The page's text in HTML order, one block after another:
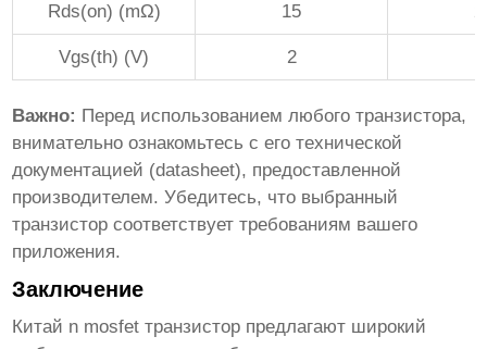
Rds(on) (mΩ) 15
Vgs(th) (V) 2
Важно: Перед использованием любого транзистора,
внимательно ознакомьтесь с его технической
документацией (datasheet), предоставленной
производителем. Убедитесь, что выбранный
транзистор соответствует требованиям вашего
приложения.
Заключение
Китай n mosfet транзистор предлагают широкий